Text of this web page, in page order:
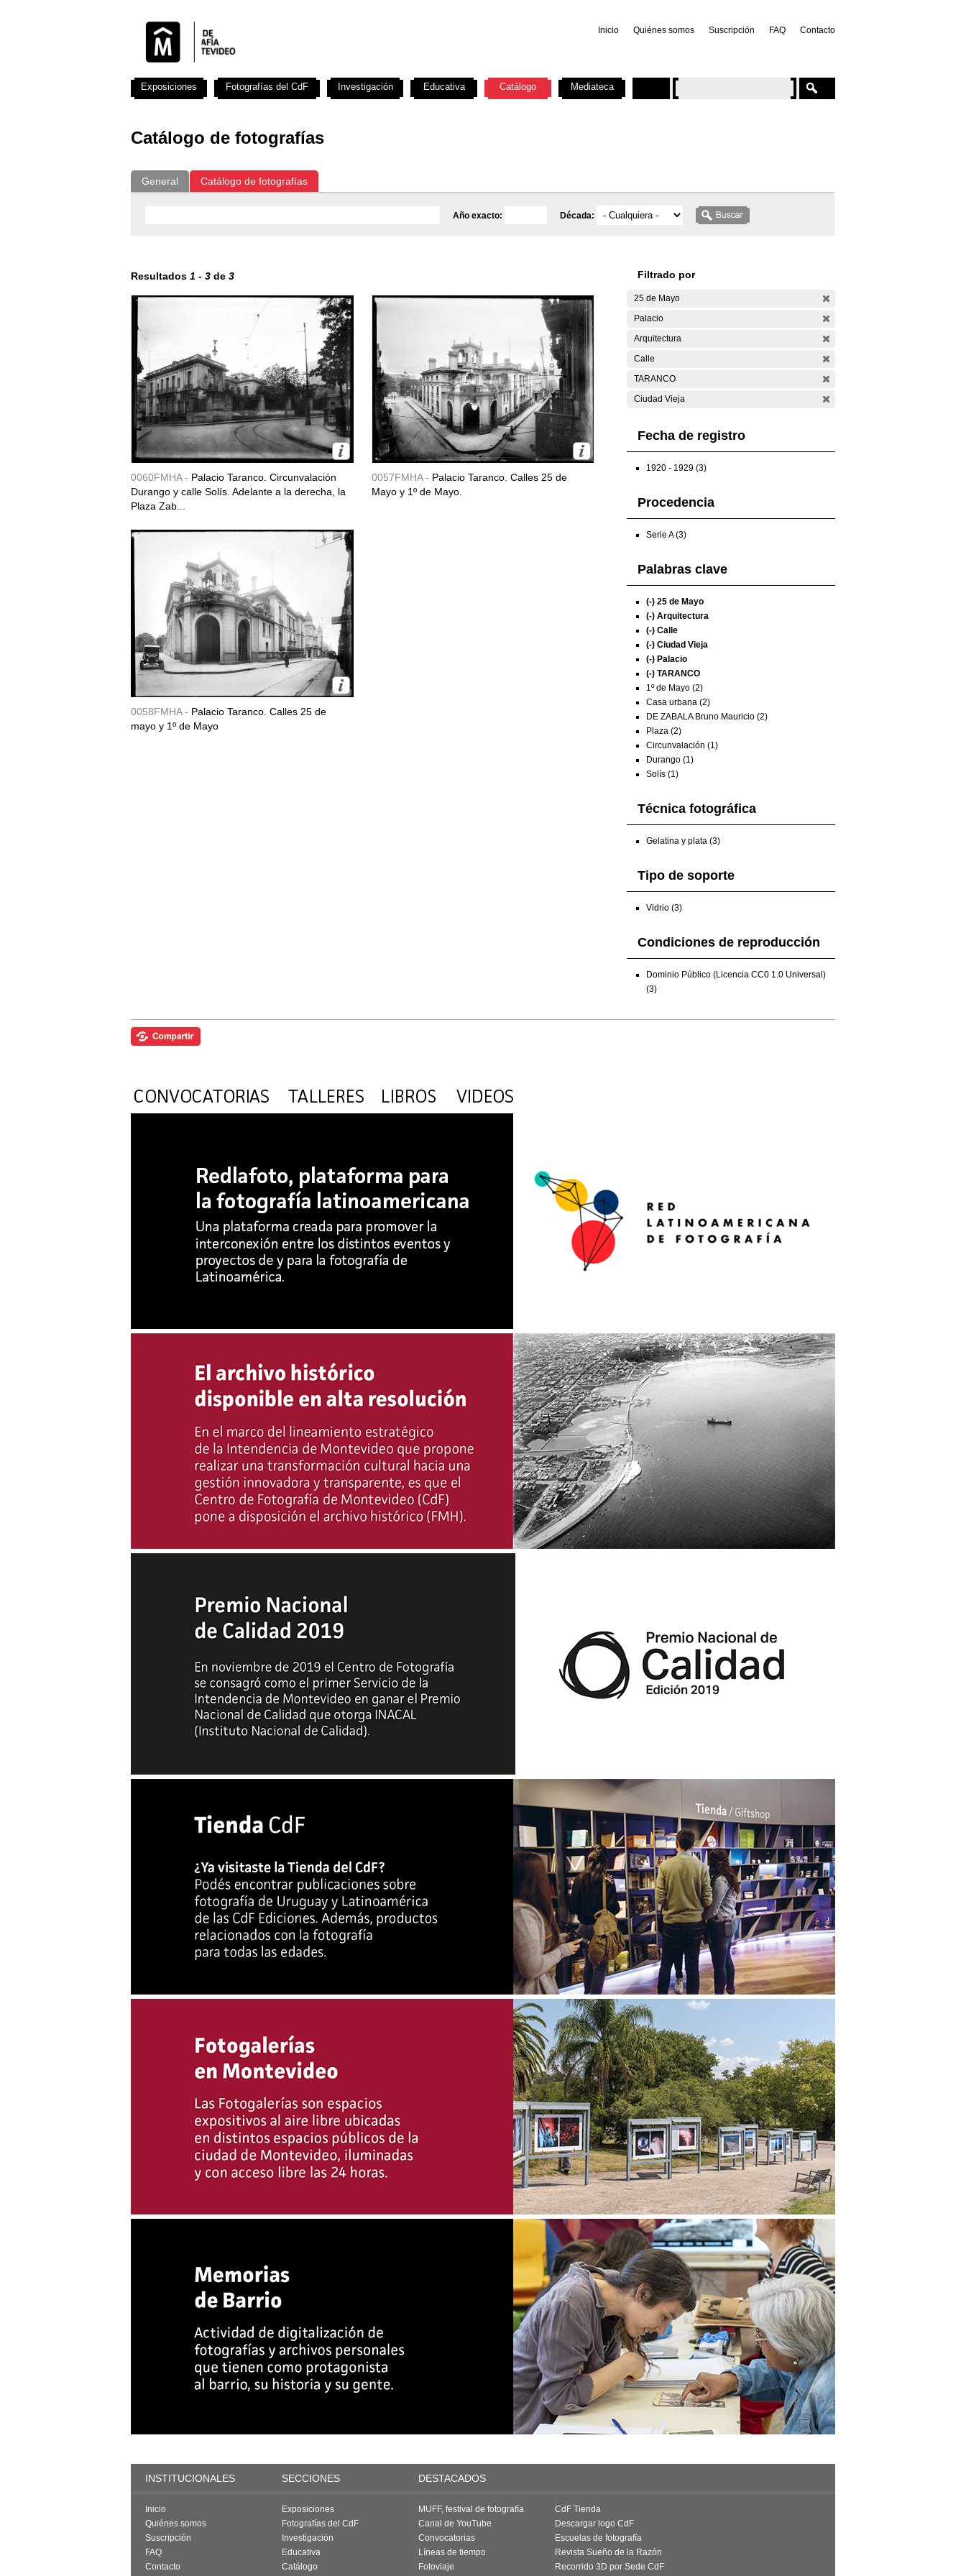
Inicio Quiénes somos Suscripción FAQ Contacto
Catálogo de fotografías
General Catálogo de fotografías
Año exacto: Década:
Resultados 1 - 3 de 3
0060FMHA - Palacio Taranco. Circunvalación
Durango y calle Solís. Adelante a la derecha, la
Plaza Zab...
0057FMHA - Palacio Taranco. Calles 25 de
Mayo y 1º de Mayo.
0058FMHA - Palacio Taranco. Calles 25 de
mayo y 1º de Mayo
Filtrado por
25 de Mayo
Palacio
Arquitectura
Calle
TARANCO
Ciudad Vieja
Fecha de registro
1920 - 1929 (3)
Procedencia
Serie A (3)
Palabras clave
(-) 25 de Mayo
(-) Arquitectura
(-) Calle
(-) Ciudad Vieja
(-) Palacio
(-) TARANCO
1º de Mayo (2)
Casa urbana (2)
DE ZABALA Bruno Mauricio (2)
Plaza (2)
Circunvalación (1)
Durango (1)
Solís (1)
Técnica fotográfica
Gelatina y plata (3)
Tipo de soporte
Vidrio (3)
Condiciones de reproducción
Dominio Público (Licencia CC0 1.0 Universal)
(3)
Exposiciones Fotografías del CdF Investigación Educativa Catálogo Mediateca
INSTITUCIONALES SECCIONES DESTACADOS
Inicio
Quiénes somos
Suscripción
FAQ
Contacto
Exposiciones
Fotografías del CdF
Investigación
Educativa
Catálogo
MUFF, festival de fotografía
Canal de YouTube
Convocatorias
Líneas de tiempo
Fotoviaje
CdF Tienda
Descargar logo CdF
Escuelas de fotografía
Revista Sueño de la Razón
Recorrido 3D por Sede CdF